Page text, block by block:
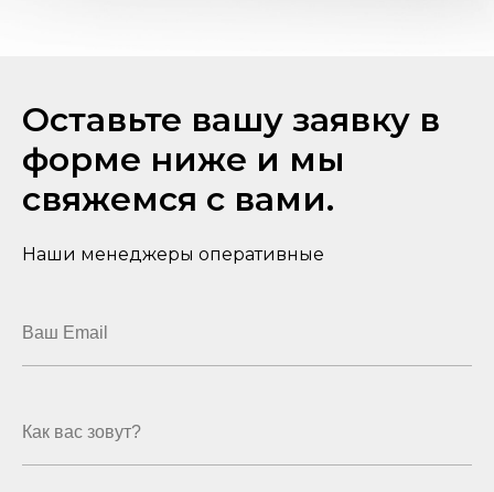
Оставьте вашу заявку в
форме ниже и мы
свяжемся с вами.
Наши менеджеры оперативные